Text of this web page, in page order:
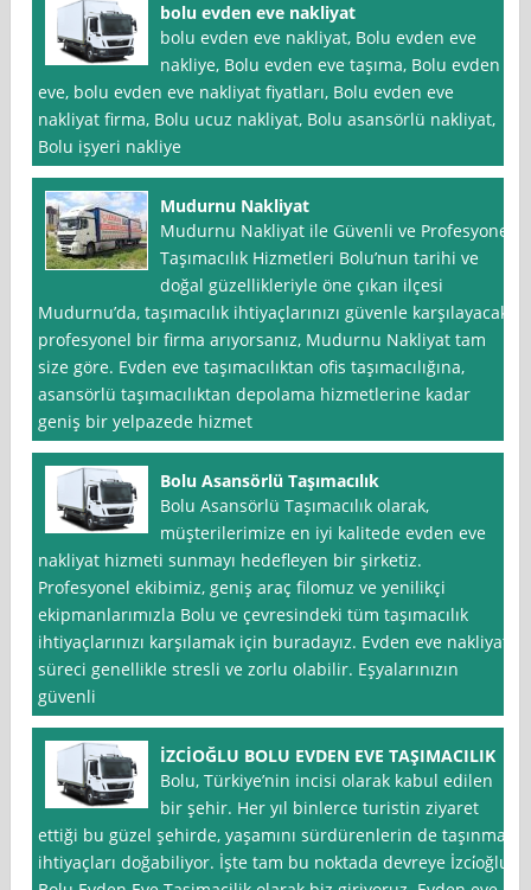
bolu evden eve nakliyat
bolu evden eve nakliyat, Bolu evden eve
nakliye, Bolu evden eve taşıma, Bolu evden
eve, bolu evden eve nakliyat fiyatları, Bolu evden eve
nakliyat firma, Bolu ucuz nakliyat, Bolu asansörlü nakliyat,
Bolu işyeri nakliye
Mudurnu Nakliyat
Mudurnu Nakliyat ile Güvenli ve Profesyonel
Taşımacılık Hizmetleri Bolu’nun tarihi ve
doğal güzellikleriyle öne çıkan ilçesi
Mudurnu’da, taşımacılık ihtiyaçlarınızı güvenle karşılayacak
profesyonel bir firma arıyorsanız, Mudurnu Nakliyat tam
size göre. Evden eve taşımacılıktan ofis taşımacılığına,
asansörlü taşımacılıktan depolama hizmetlerine kadar
geniş bir yelpazede hizmet
Bolu Asansörlü Taşımacılık
Bolu Asansörlü Taşımacılık olarak,
müşterilerimize en iyi kalitede evden eve
nakliyat hizmeti sunmayı hedefleyen bir şirketiz.
Profesyonel ekibimiz, geniş araç filomuz ve yenilikçi
ekipmanlarımızla Bolu ve çevresindeki tüm taşımacılık
ihtiyaçlarınızı karşılamak için buradayız. Evden eve nakliyat
süreci genellikle stresli ve zorlu olabilir. Eşyalarınızın
güvenli
İZCİOĞLU BOLU EVDEN EVE TAŞIMACILIK
Bolu, Türkiye’nin incisi olarak kabul edilen
bir şehir. Her yıl binlerce turistin ziyaret
ettiği bu güzel şehirde, yaşamını sürdürenlerin de taşınma
ihtiyaçları doğabiliyor. İşte tam bu noktada devreye İzci̇oğlu